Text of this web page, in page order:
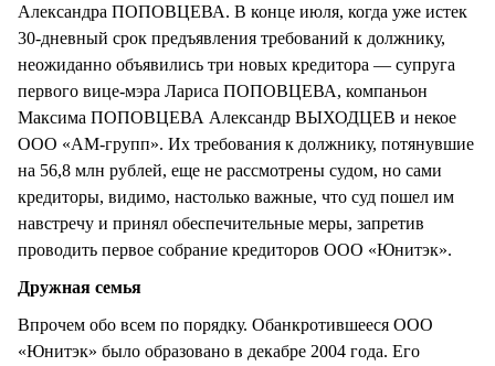
Александра ПОПОВЦЕВА. В конце июля, когда уже истек
30-дневный срок предъявления требований к должнику,
неожиданно объявились три новых кредитора — супруга
первого вице-мэра Лариса ПОПОВЦЕВА, компаньон
Максима ПОПОВЦЕВА Александр ВЫХОДЦЕВ и некое
ООО «АМ-групп». Их требования к должнику, потянувшие
на 56,8 млн рублей, еще не рассмотрены судом, но сами
кредиторы, видимо, настолько важные, что суд пошел им
навстречу и принял обеспечительные меры, запретив
проводить первое собрание кредиторов ООО «Юнитэк».
Дружная семья
Впрочем обо всем по порядку. Обанкротившееся ООО
«Юнитэк» было образовано в декабре 2004 года. Его